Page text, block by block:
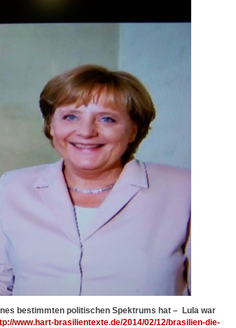
bestimmten politischen Spektrums hat – Lula war
www.hart-brasilientexte.de/2014/02/12/brasilien-die-